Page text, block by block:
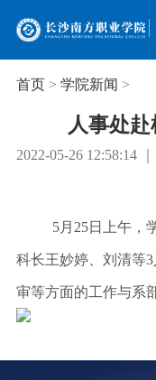
首页> 学院新闻 >
人事处
2022-05-26 12:58:14 ｜
5月25日上午，学
科长王妙婷、刘清等
审等方面的工作与系